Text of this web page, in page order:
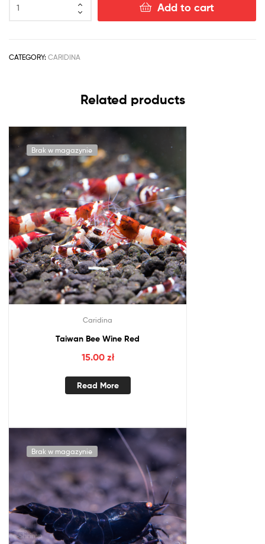
Add to cart
CATEGORY: CARIDINA
Related products
Brak w magazynie
Caridina
Taiwan Bee Wine Red
15.00 zł
Read More
Brak w magazynie